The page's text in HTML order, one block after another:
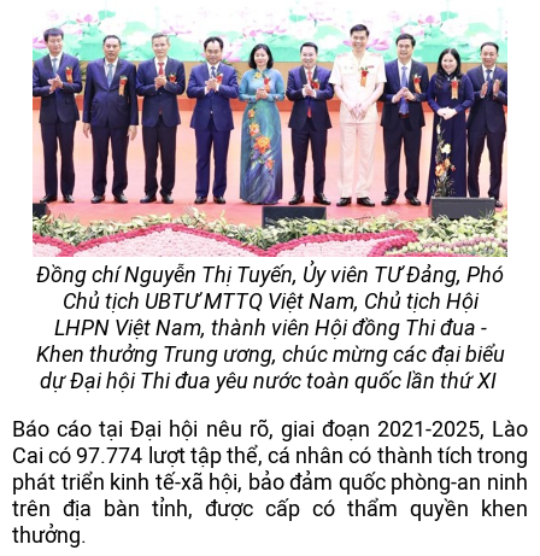
Đồng chí Nguyễn Thị Tuyến, Ủy viên TƯ Đảng, Phó
Chủ tịch UBTƯ MTTQ Việt Nam, Chủ tịch Hội
LHPN Việt Nam, thành viên Hội đồng Thi đua -
Khen thưởng Trung ương, chúc mừng các đại biểu
dự Đại hội Thi đua yêu nước toàn quốc lần thứ XI
Báo cáo tại Đại hội nêu rõ, giai đoạn 2021-2025, Lào
Cai có 97.774 lượt tập thể, cá nhân có thành tích trong
phát triển kinh tế-xã hội, bảo đảm quốc phòng-an ninh
trên địa bàn tỉnh, được cấp có thẩm quyền khen
thưởng.